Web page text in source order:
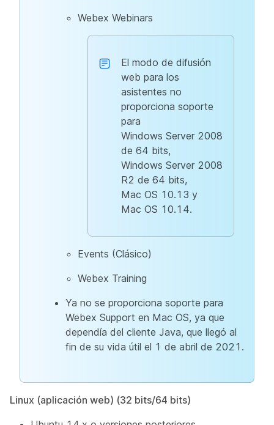
Webex Webinars
El modo de difusión
web para los
asistentes no
proporciona soporte
para
Windows Server 2008
de 64 bits,
Windows Server 2008
R2 de 64 bits,
Mac OS 10.13 y
Mac OS 10.14.
Events (Clásico)
Webex Training
Ya no se proporciona soporte para
Webex Support en Mac OS, ya que
dependía del cliente Java, que llegó al
fin de su vida útil el 1 de abril de 2021.
Linux (aplicación web) (32 bits/64 bits)